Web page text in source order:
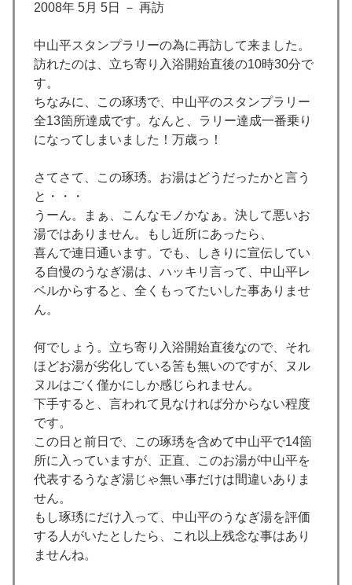
2008年 5月 5日 － 再訪
中山平スタンプラリーの為に再訪して来ました。
訪れたのは、立ち寄り入浴開始直後の10時30分で
す。
ちなみに、この琢琇で、中山平のスタンプラリー
全13箇所達成です。なんと、ラリー達成一番乗り
になってしまいました！万歳っ！
さてさて、この琢琇。お湯はどうだったかと言う
と・・・
うーん。まぁ、こんなモノかなぁ。決して悪いお
湯ではありません。もし近所にあったら、
喜んで連日通います。でも、しきりに宣伝してい
る自慢のうなぎ湯は、ハッキリ言って、中山平レ
ベルからすると、全くもってたいした事ありませ
ん。
何でしょう。立ち寄り入浴開始直後なので、それ
ほどお湯が劣化している筈も無いのですが、ヌル
ヌルはごく僅かにしか感じられません。
下手すると、言われて見なければ分からない程度
です。
この日と前日で、この琢琇を含めて中山平で14箇
所に入っていますが、正直、このお湯が中山平を
代表するうなぎ湯じゃ無い事だけは間違いありま
せん。
もし琢琇にだけ入って、中山平のうなぎ湯を評価
する人がいたとしたら、これ以上残念な事はあり
ませんね。